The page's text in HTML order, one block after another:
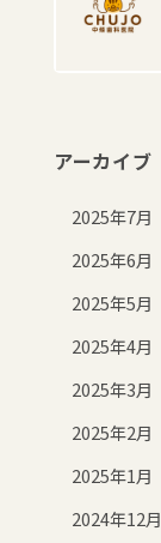
アーカイブ
2025年7月
2025年6月
2025年5月
2025年4月
2025年3月
2025年2月
2025年1月
2024年12月